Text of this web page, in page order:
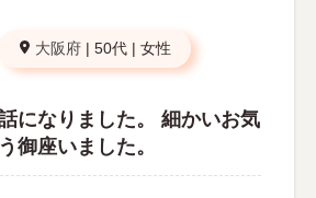
大阪府 | 50代 | 女性
になりました。 細かいお気
御座いました。